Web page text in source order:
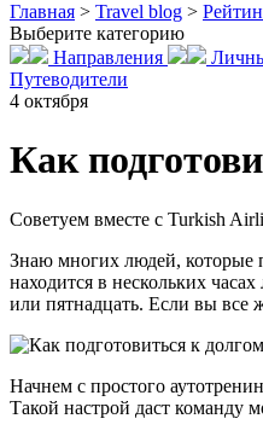
Главная > Travel blog >
Выберите категорию
Направления
Путеводители
4 октября
Как
Советуем вместе с Turkish
Знаю многих людей, которые
находится в нескольких
или пятнадцать. Если вы все
Начнем с простого
Такой настрой даст команду